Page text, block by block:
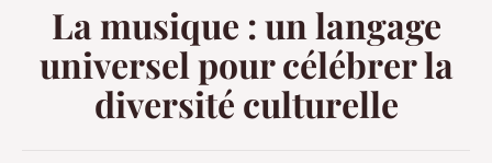
La musique : un langage
universel pour célébrer la
diversité culturelle